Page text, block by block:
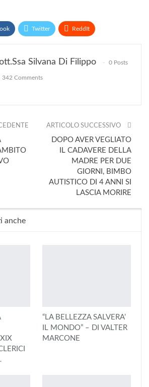
Twitter ReddIt
Silvana Di Filippo 0 Posts
342 Comments
ARTICOLO SUCCESSIVO
DOPO AVER VEGLIATO
IL CADAVERE DELLA
MADRE PER DUE
GIORNI, BIMBO
AUTISTICO DI 4 ANNI SI
LASCIA MORIRE
anche
“LA BELLEZZA SALVERA’
IL MONDO” – DI VALTER
MARCONE